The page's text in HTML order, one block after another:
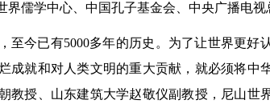
儒学中心、中国孔子基金会、中央广播电视
至今已有5000多年的历史。为了让世界更好
成就和对人类文明的重大贡献，就必须将中
教授、山东建筑大学赵敬仪副教授，尼山世